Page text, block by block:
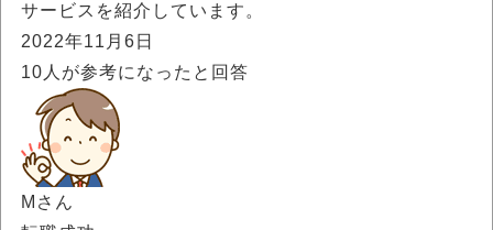
サービスを紹介しています。
2022年11月6日
10 人が参考になったと回答
Mさん